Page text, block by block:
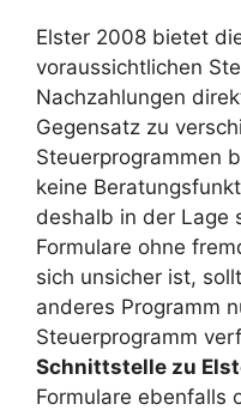
Elster 2008 bietet
voraussichtlichen
Nachzahlungen
Gegensatz zu
Steuerprogrammen
keine
deshalb in der Lage
Formulare ohne
sich unsicher ist,
anderes Programm
Steuerprogramm
Schnittstelle zu
Formulare ebenfalls